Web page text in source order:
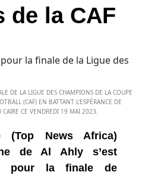
de la CAF
DE LA LIGUE DES CHAMPIONS DE LA COUPE
(CAF) EN BATTANT L'ESPÉRANCE DE
CE VENDREDI 19 MAI 2023.
(Top News Africa)
de Al Ahly s’est
pour la finale de